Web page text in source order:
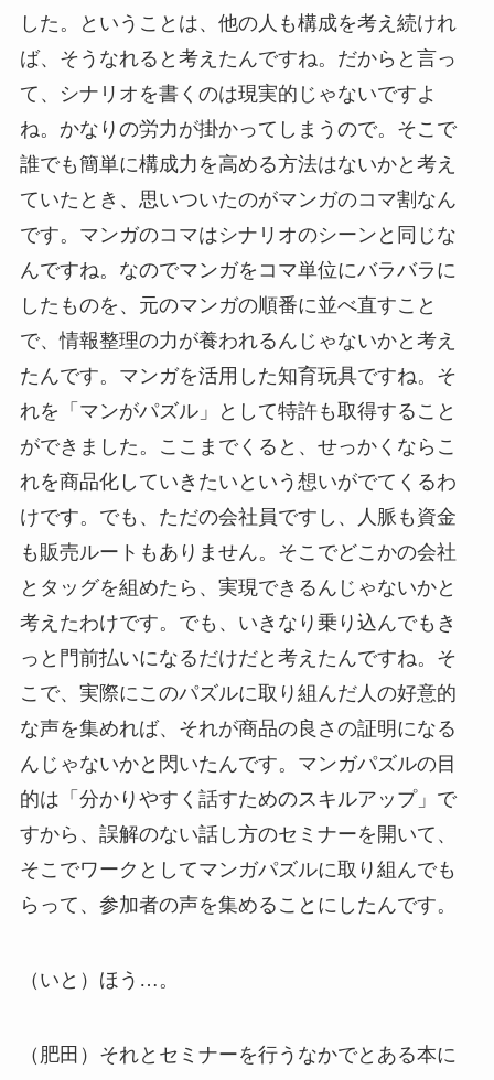
した。ということは、他の人も構成を考え続けれ
ば、そうなれると考えたんですね。だからと言っ
て、シナリオを書くのは現実的じゃないですよ
ね。かなりの労力が掛かってしまうので。そこで
誰でも簡単に構成力を高める方法はないかと考え
ていたとき、思いついたのがマンガのコマ割なん
です。マンガのコマはシナリオのシーンと同じな
んですね。なのでマンガをコマ単位にバラバラに
したものを、元のマンガの順番に並べ直すこと
で、情報整理の力が養われるんじゃないかと考え
たんです。マンガを活用した知育玩具ですね。そ
れを「マンがパズル」として特許も取得すること
ができました。ここまでくると、せっかくならこ
れを商品化していきたいという想いがでてくるわ
けです。でも、ただの会社員ですし、人脈も資金
も販売ルートもありません。そこでどこかの会社
とタッグを組めたら、実現できるんじゃないかと
考えたわけです。でも、いきなり乗り込んでもき
っと門前払いになるだけだと考えたんですね。そ
こで、実際にこのパズルに取り組んだ人の好意的
な声を集めれば、それが商品の良さの証明になる
んじゃないかと閃いたんです。マンガパズルの目
的は「分かりやすく話すためのスキルアップ」で
すから、誤解のない話し方のセミナーを開いて、
そこでワークとしてマンガパズルに取り組んでも
らって、参加者の声を集めることにしたんです。
（いと）ほう…。
（肥田）それとセミナーを行うなかでとある本に